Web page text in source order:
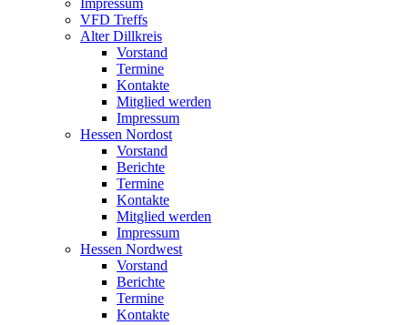
Impressum
VFD Treffs
Alter Dillkreis
Vorstand
Termine
Kontakte
Mitglied werden
Impressum
Hessen Nordost
Vorstand
Berichte
Termine
Kontakte
Mitglied werden
Impressum
Hessen Nordwest
Vorstand
Berichte
Termine
Kontakte